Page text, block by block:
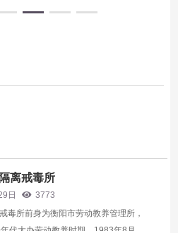
离戒毒所
日
3773
毒所前身为衡阳市劳动教养管理所，
代大办劳动教养时期，1983年8月